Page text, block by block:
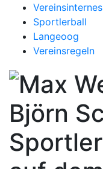
Vereinsinternes
Sportlerball
Langeoog
Vereinsregeln